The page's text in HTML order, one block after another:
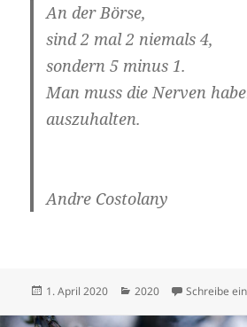
An der Börse,
sind 2 mal 2 niemals 4,
sondern 5 minus 1.
Man muss die Nerven
auszuhalten.
Andre Costolany
Veröffentlicht
1. April 2020 Kategorien
2020 Schreibe